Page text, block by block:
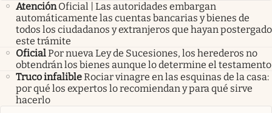
Atención Oficial | Las autoridades embargan
automáticamente las cuentas bancarias y bienes de
todos los ciudadanos y extranjeros que hayan postergado
este trámite
OficialPor nueva Ley de Sucesiones, los herederos no
obtendrán los bienes aunque lo determine el testamento
Truco infalibleRociar vinagre en las esquinas de la casa:
por qué los expertos lo recomiendan y para qué sirve
hacerlo